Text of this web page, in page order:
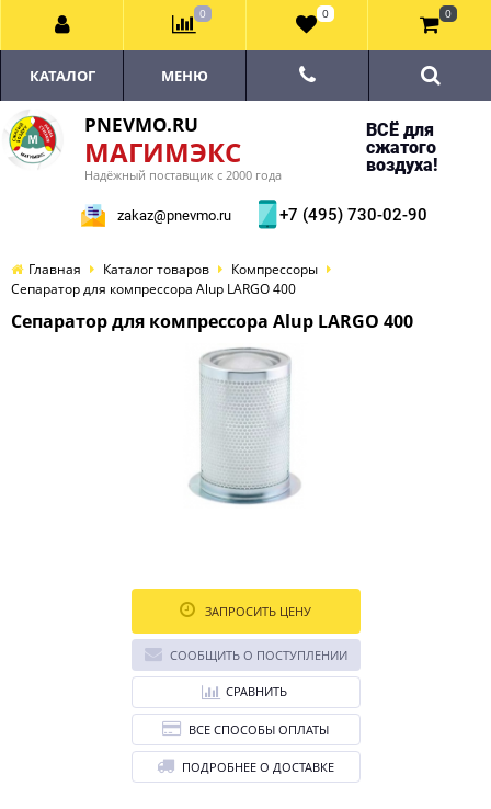
PNEVMO.RU
МАГИМЭКС
Надёжный поставщик с 2000 года
ВСЁ для
сжатого
воздуха!
zakaz@pnevmo.ru +7 (495) 730-02-90
КАТАЛОГ МЕНЮ
Главная Каталог товаров
Компрессоры
Сепаратор для компрессора Alup LARGO 400
Сепаратор для компрессора Alup LARGO 400
ЗАПРОСИТЬ ЦЕНУ
СООБЩИТЬ О ПОСТУПЛЕНИИ
СРАВНИТЬ
ВСЕ СПОСОБЫ ОПЛАТЫ
ПОДРОБНЕЕ О ДОСТАВКЕ
0 0 0